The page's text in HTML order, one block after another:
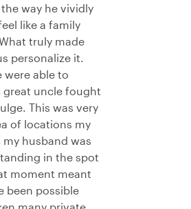
way he vividly
like a family
truly made
personalize it.
were able to
great uncle fought
This was very
of locations my
husband was
in the spot
moment meant
been possible